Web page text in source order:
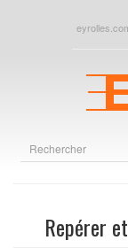
Repérer